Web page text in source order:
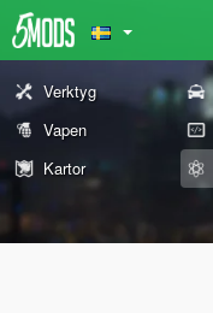
Verktyg
Vapen
Kartor